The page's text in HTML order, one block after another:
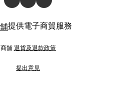
提供電子商貿服務
商舖 退貨及退款政策
提出意見